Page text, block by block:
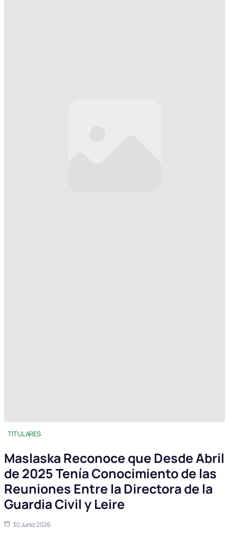
TITULARES
Maslaska Reconoce que Desde Abril
de 2025 Tenía Conocimiento de las
Reuniones Entre la Directora de la
Guardia Civil y Leire
30 Junio 2026